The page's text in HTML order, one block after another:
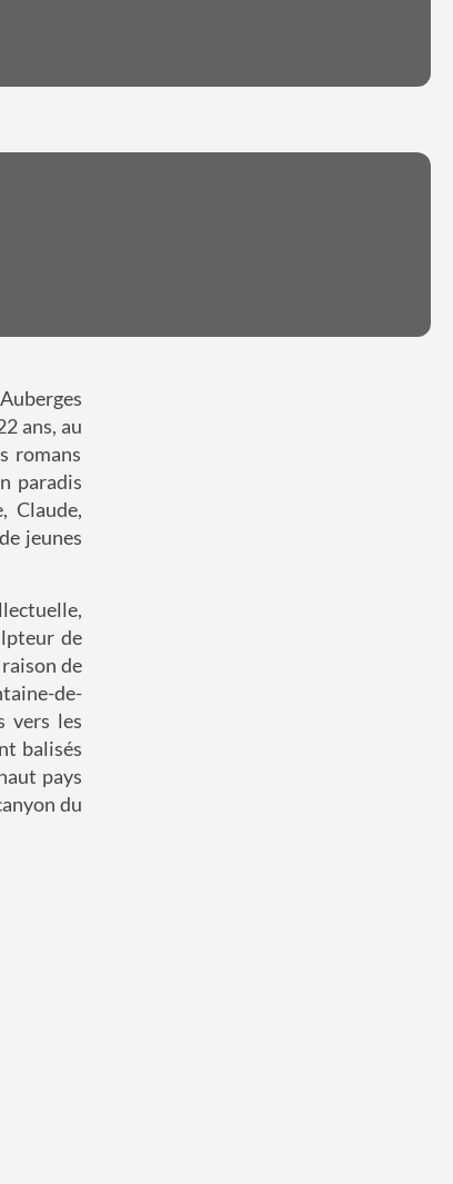
confidentialité, en garantissant la conformité avec
ans, au
romans
paradis
Claude,
jeunes
de
de
de-
vers les
balisés
pays
du